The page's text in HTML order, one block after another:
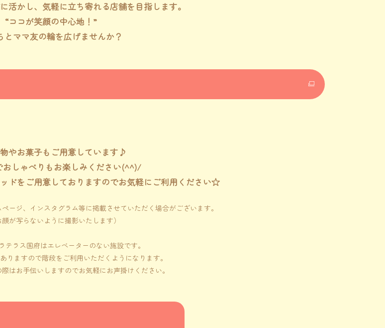
活かし、気軽に立ち寄れる店舗を目指します。
“ココが笑顔の中心地！”
とママ友の輪を広げませんか？
やお菓子もご用意しています♪
おしゃべりもお楽しみください(^^)/
ドをご用意しておりますのでお気軽にご利用ください☆
ージ、インスタグラム等に掲載させていただく場合がございます。
顔が写らないように撮影いたします）
テラス国府はエレベーターのない施設です。
りますので階段をご利用いただくようになります。
はお手伝いしますのでお気軽にお声掛けください。